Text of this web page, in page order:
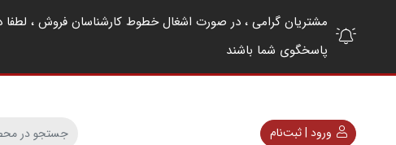
پاسخگوی شما باشند
ورود | ثبت‌نام